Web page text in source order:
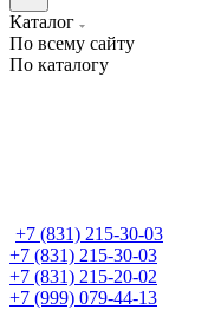
Каталог
По всему сайту
По каталогу
+7 (831) 215-30-03
+7 (831) 215-30-03
+7 (831) 215-20-02
+7 (999) 079-44-13